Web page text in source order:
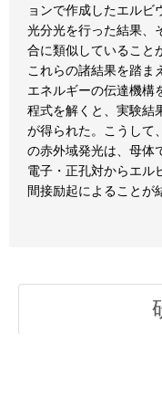
ョンで作成したエルビ
光分光を行った結果、
合に類似していること
これらの諸結果を踏ま
エネルギーの伝達機構
程式を解くと、実験結
が得られた。こうして
の赤外域発光は、母体
電子・正孔対からエル
間接励起によることが